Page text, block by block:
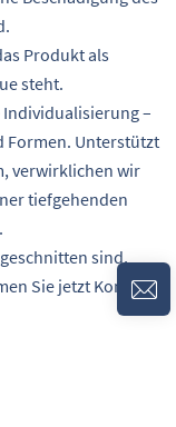
Produkt als
steht.
–
Formen. Unterstützt
verwirklichen wir
tiefgehenden
sind,
Sie jetzt Kontakt